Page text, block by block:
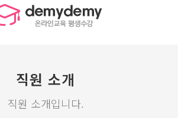
직원 소개
직원 소개입니다.